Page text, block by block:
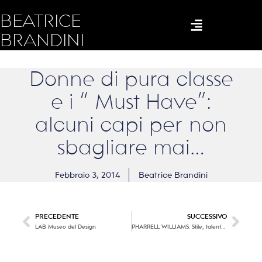
BEATRICE
BRANDINI
Donne di pura classe
e i “ Must Have”:
alcuni capi per non
sbagliare mai…
Febbraio 3, 2014 Beatrice Brandini
PRECEDENTE
LAB Museo del Design
SUCCESSIVO
PHARRELL WILLIAMS: Stile, talento e carisma, il mida della Musica!